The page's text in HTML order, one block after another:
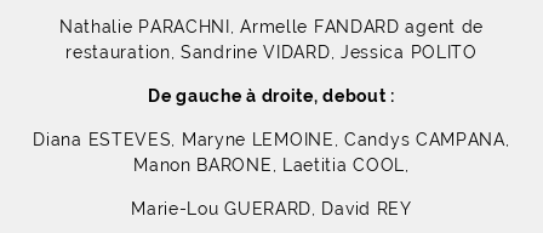
Nathalie PARACHNI, Armelle FANDARD agent de
restauration, Sandrine VIDARD, Jessica POLITO
De gauche à droite, debout :
Diana ESTEVES, Maryne LEMOINE, Candys CAMPANA,
Manon BARONE, Laetitia COOL,
Marie-Lou GUERARD, David REY